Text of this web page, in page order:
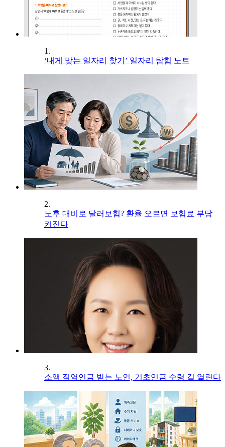
1.
‘내게 맞는 일자리 찾기’ 일자리 탐험 노트
2.
노후 대비로 달러보험? 환율 오르면 보험료 부담
커진다
3.
소액 직역연금 받는 노인, 기초연금 수령 길 열린다